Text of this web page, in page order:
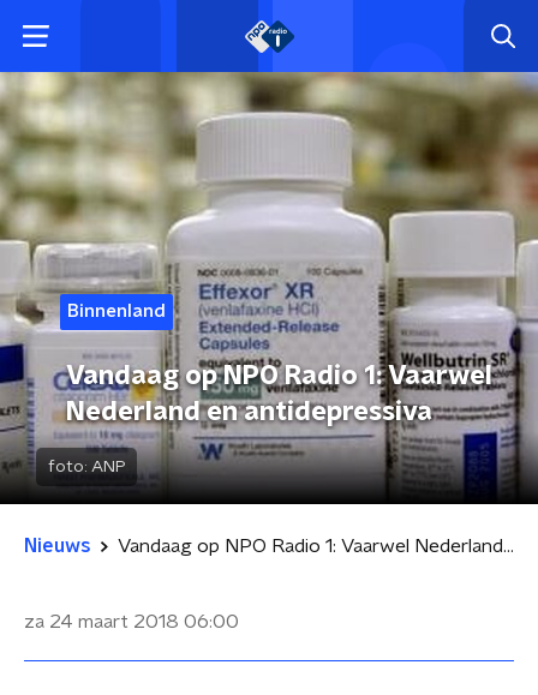
Binnenland
Vandaag op NPO Radio 1: Vaarwel
Nederland en antidepressiva
foto: ANP
Nieuws Vandaag op NPO Radio 1: Vaarwel Nederland en antidepressiva
za 24 maart 2018 06:00